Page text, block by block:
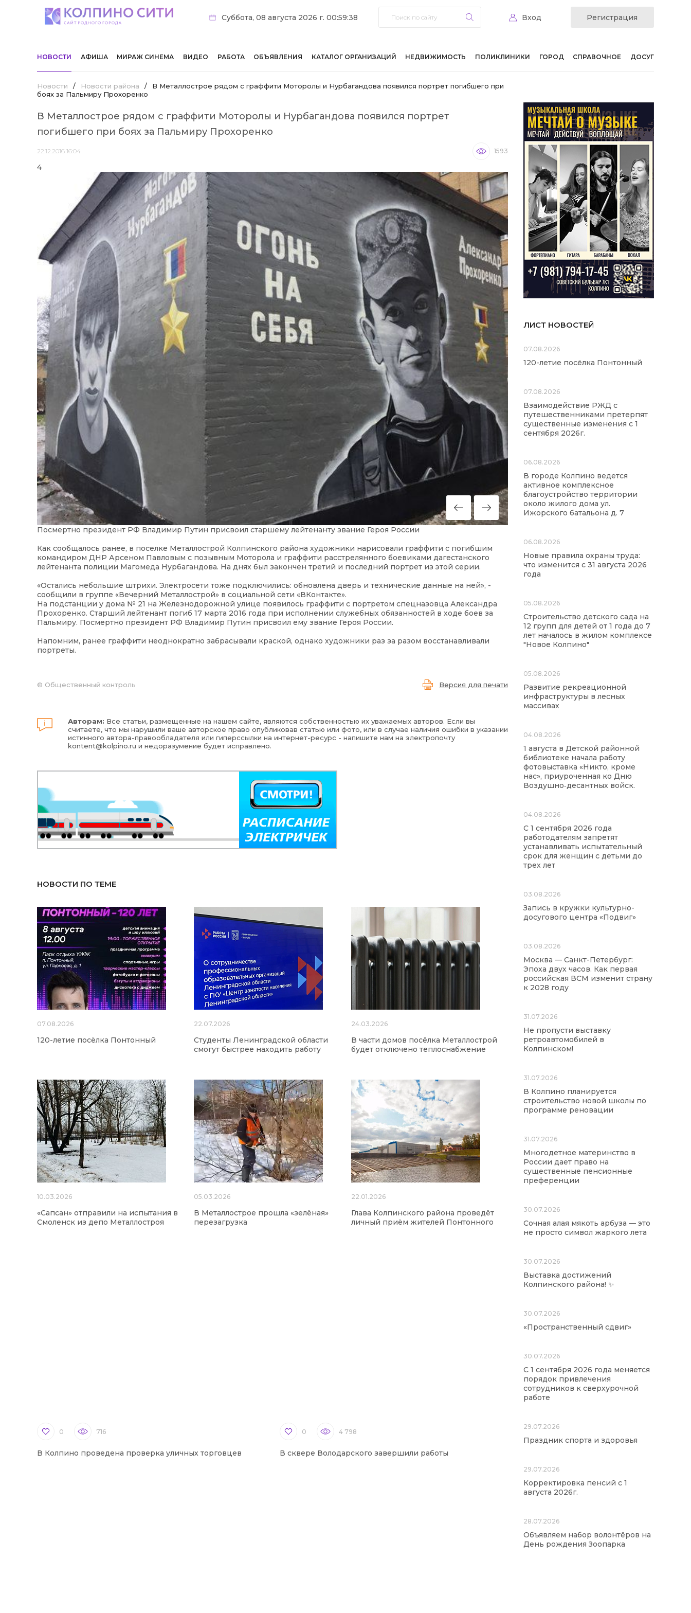
Суббота, 08 августа 2026 г. 00:59:38 Вход Регистрация
НОВОСТИ АФИША МИРАЖ СИНЕМА ВИДЕО РАБОТА ОБЪЯВЛЕНИЯ КАТАЛОГ ОРГАНИЗАЦИЙ НЕДВИЖИМОСТЬ ПОЛИКЛИНИКИ ГОРОД СПРАВОЧНОЕ ДОСУГ
Новости / Новости района /
В Металлострое рядом с граффити Моторолы и Нурбагандова появился портрет погибшего при
боях за Пальмиру Прохоренко
В Металлострое рядом с граффити Моторолы и Нурбагандова появился портрет
погибшего при боях за Пальмиру Прохоренко
22.12.2016 16:04 1593
4
Посмертно президент РФ Владимир Путин присвоил старшему лейтенанту звание Героя России
Как сообщалось ранее, в поселке Металлострой Колпинского района художники нарисовали граффити с погибшим
командиром ДНР Арсеном Павловым с позывным Моторола и граффити расстрелянного боевиками дагестанского
лейтенанта полиции Магомеда Нурбагандова. На днях был закончен третий и последний портрет из этой серии.
«Остались небольшие штрихи. Электросети тоже подключились: обновлена дверь и технические данные на ней», -
сообщили в группе «Вечерний Металлострой» в социальной сети «ВКонтакте».
На подстанции у дома № 21 на Железнодорожной улице появилось граффити с портретом спецназовца Александра
Прохоренко. Старший лейтенант погиб 17 марта 2016 года при исполнении служебных обязанностей в ходе боев за
Пальмиру. Посмертно президент РФ Владимир Путин присвоил ему звание Героя России.
Напомним, ранее граффити неоднократно забрасывали краской, однако художники раз за разом восстанавливали
портреты.
© Общественный контроль Версия для печати
Авторам: Все статьи, размещенные на нашем сайте, являются собственностью их уважаемых авторов. Если вы
считаете, что мы нарушили ваше авторское право опубликовав статью или фото, или в случае наличия ошибки в указании
истинного автора-правообладателя или гиперссылки на интернет-ресурс - напишите нам на электропочту
kontent@kolpino.ru и недоразумение будет исправлено.
НОВОСТИ ПО ТЕМЕ
07.08.2026
120-летие посёлка Понтонный
22.07.2026
Студенты Ленинградской области
смогут быстрее находить работу
24.03.2026
В части домов посёлка Металлострой
будет отключено теплоснабжение
10.03.2026
«Сапсан» отправили на испытания в
Смоленск из депо Металлостроя
05.03.2026
В Металлострое прошла «зелёная»
перезагрузка
22.01.2026
Глава Колпинского района проведёт
личный приём жителей Понтонного
0 716
В Колпино проведена проверка уличных торговцев
0 4 798
В сквере Володарского завершили работы
ЛИСТ НОВОСТЕЙ
07.08.2026
120-летие посёлка Понтонный
07.08.2026
Взаимодействие РЖД с
путешественниками претерпят
существенные изменения с 1
сентября 2026г.
06.08.2026
В городе Колпино ведется
активное комплексное
благоустройство территории
около жилого дома ул.
Ижорского батальона д. 7
06.08.2026
Новые правила охраны труда:
что изменится с 31 августа 2026
года
05.08.2026
Строительство детского сада на
12 групп для детей от 1 года до 7
лет началось в жилом комплексе
"Новое Колпино"
05.08.2026
Развитие рекреационной
инфраструктуры в лесных
массивах
04.08.2026
1 августа в Детской районной
библиотеке начала работу
фотовыставка «Никто, кроме
нас», приуроченная ко Дню
Воздушно‑десантных войск.
04.08.2026
С 1 сентября 2026 года
работодателям запретят
устанавливать испытательный
срок для женщин с детьми до
трех лет
03.08.2026
Запись в кружки культурно-
досугового центра «Подвиг»
03.08.2026
Москва — Санкт-Петербург:
Эпоха двух часов. Как первая
российская ВСМ изменит страну
к 2028 году
31.07.2026
Не пропусти выставку
ретроавтомобилей в
Колпинском!
31.07.2026
В Колпино планируется
строительство новой школы по
программе реновации
31.07.2026
Многодетное материнство в
России дает право на
существенные пенсионные
преференции
30.07.2026
Сочная алая мякоть арбуза — это
не просто символ жаркого лета
30.07.2026
Выставка достижений
Колпинского района! ✨
30.07.2026
«Пространственный сдвиг»
30.07.2026
С 1 сентября 2026 года меняется
порядок привлечения
сотрудников к сверхурочной
работе
29.07.2026
Праздник спорта и здоровья
29.07.2026
Корректировка пенсий с 1
августа 2026г.
28.07.2026
Объявляем набор волонтёров на
День рождения Зоопарка